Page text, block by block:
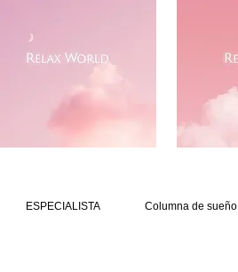
ESPECIALISTA Columna de sueño